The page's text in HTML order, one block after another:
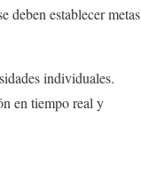
deben establecer metas
individuales.
en tiempo real y